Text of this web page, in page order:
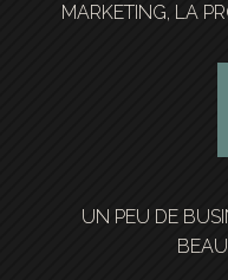
MARKETING, LA
UN PEU DE